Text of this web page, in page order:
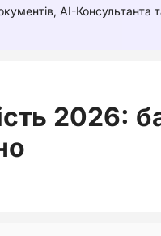
AI-Консультанта
2026: